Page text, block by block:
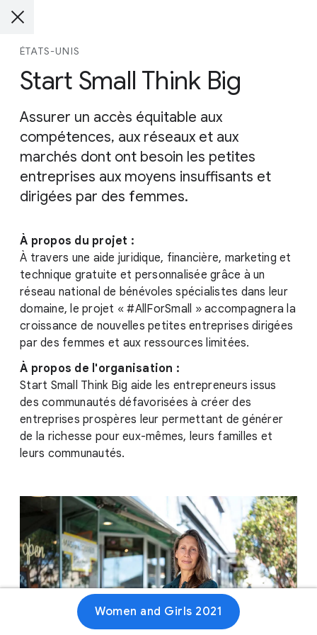
ÉTATS-UNIS
Start Small Think Big
Assurer un accès équitable aux
compétences, aux réseaux et aux
marchés dont ont besoin les petites
entreprises aux moyens insuffisants et
dirigées par des femmes.
À propos du projet :
À travers une aide juridique, financière, marketing et
technique gratuite et personnalisée grâce à un
réseau national de bénévoles spécialistes dans leur
domaine, le projet « #AllForSmall » accompagnera la
croissance de nouvelles petites entreprises dirigées
par des femmes et aux ressources limitées.
À propos de l'organisation :
Start Small Think Big aide les entrepreneurs issus
des communautés défavorisées à créer des
entreprises prospères leur permettant de générer
de la richesse pour eux-mêmes, leurs familles et
leurs communautés.
Women and Girls 2021